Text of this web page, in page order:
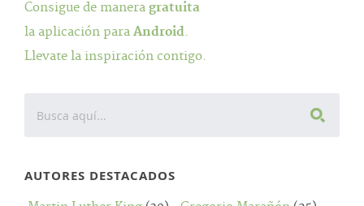
Consigue de manera gratuita
la aplicación para Android.
Llevate la inspiración contigo.
AUTORES DESTACADOS